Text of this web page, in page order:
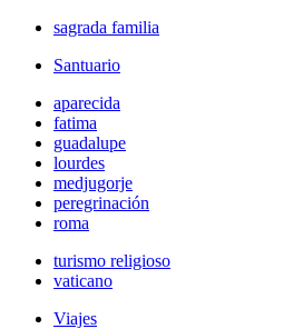
sagrada familia
Santuario
aparecida
fatima
guadalupe
lourdes
medjugorje
peregrinación
roma
turismo religioso
vaticano
Viajes